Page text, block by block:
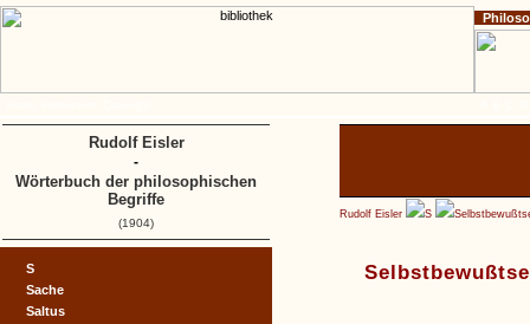
Rudolf Eisler S
S
Sache
Saltus
Rudolf Eisler
-
Wörterbuch der philosophischen
Begriffe
(1904)